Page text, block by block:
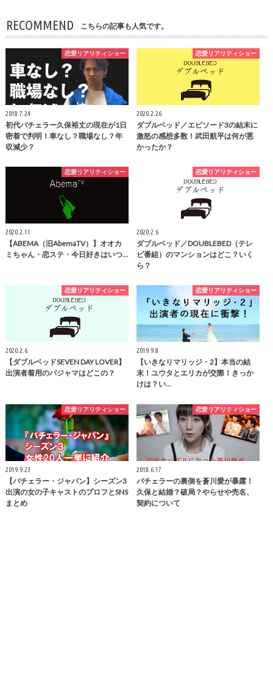
RECOMMEND こちらの記事も人気です。
恋愛リアリティショー
2018.7.24
初代バチェラー久保裕丈の現在が1日
密着で判明！車なし？職場なし？年
収減少？
恋愛リアリティショー
2020.2.26
ダブルベッド／エピソード3の結末に
激怒の感想多数！武田航平は何が悪
かったか？
恋愛リアリティショー
2020.2.11
【ABEMA（旧AbemaTV）】オオカ
ミちゃん・恋ステ・今日好きはいつ…
恋愛リアリティショー
2020.2.6
ダブルベッド／DOUBLEBED（テレ
ビ番組）のマンションはどこ？いく
ら？
恋愛リアリティショー
2020.2.6
【ダブルベッドSEVEN DAY LOVER】
出演者着用のパジャマはどこの？
恋愛リアリティショー
2019.9.8
【いきなりマリッジ・2】本当の結
末！ユウタとエリカが交際！きっか
けは？い…
恋愛リアリティショー
2019.9.23
【バチェラー・ジャパン】シーズン3
出演の女の子キャストのプロフとSNS
まとめ
恋愛リアリティショー
2018.6.17
バチェラーの裏側を蒼川愛が暴露！
久保と結婚？破局？やらせや売名、
契約について